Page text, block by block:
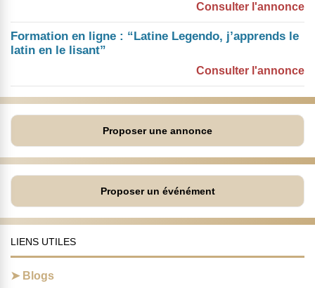
Consulter l'annonce
Formation en ligne : “Latine Legendo, j’apprends le
latin en le lisant”
Consulter l'annonce
Proposer une annonce
Proposer un événément
LIENS UTILES
Blogs